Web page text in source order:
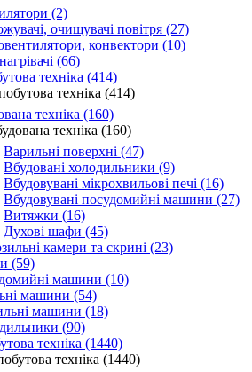
(2)
очищувачі повітря (27)
конвектори (10)
(66)
техніка (414)
техніка (414)
техніка (160)
техніка (160)
Варильні поверхні (47)
Вбудовані холодильники (9)
Вбудовувані мікрохвильові печі (16)
Вбудовувані посудомийні машини (27)
Витяжки (16)
Духові шафи (45)
камери та скрині (23)
(59)
машини (10)
машини (54)
машини (18)
(90)
техніка (1440)
техніка (1440)